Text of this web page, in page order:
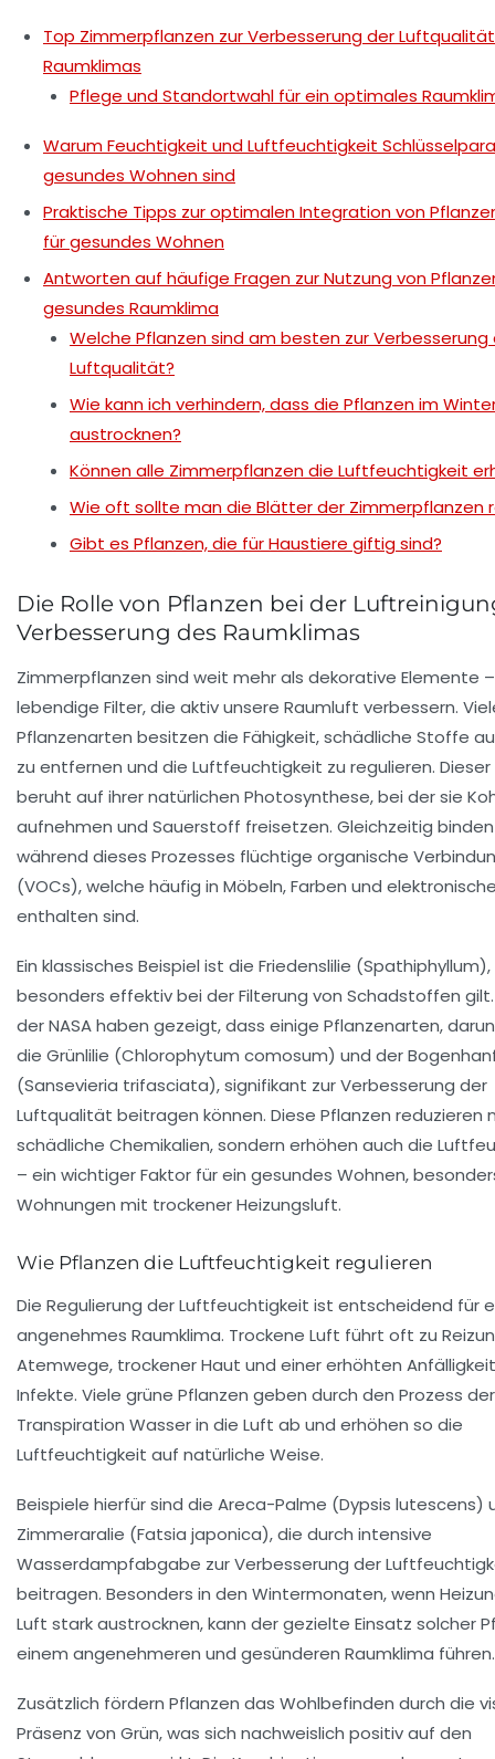
Top Zimmerpflanzen zur Verbesserung der
Raumklimas
Pflege und Standortwahl für ein optimales
Warum Feuchtigkeit und Luftfeuchtigkeit
gesundes Wohnen sind
Praktische Tipps zur optimalen Integration von
für gesundes Wohnen
Antworten auf häufige Fragen zur Nutzung von
gesundes Raumklima
Welche Pflanzen sind am besten zur Verbesserung
Luftqualität?
Wie kann ich verhindern, dass die Pflanzen im
austrocknen?
Können alle Zimmerpflanzen die Luftfeuchtigkeit
Wie oft sollte man die Blätter der Zimmerpflanzen
Gibt es Pflanzen, die für Haustiere giftig sind?
Die Rolle von Pflanzen bei der
Verbesserung des Raumklimas
Zimmerpflanzen sind weit mehr als dekorative Elemente
lebendige Filter, die aktiv unsere Raumluft verbessern.
Pflanzenarten besitzen die Fähigkeit, schädliche Stoffe
zu entfernen und die Luftfeuchtigkeit zu regulieren.
beruht auf ihrer natürlichen Photosynthese, bei der sie
aufnehmen und Sauerstoff freisetzen. Gleichzeitig
während dieses Prozesses flüchtige organische
(VOCs), welche häufig in Möbeln, Farben und
enthalten sind.
Ein klassisches Beispiel ist die Friedenslilie
besonders effektiv bei der Filterung von Schadstoffen
der NASA haben gezeigt, dass einige Pflanzenarten,
die Grünlilie (Chlorophytum comosum) und der
(Sansevieria trifasciata), signifikant zur Verbesserung der
Luftqualität beitragen können. Diese Pflanzen reduzieren
schädliche Chemikalien, sondern erhöhen auch die
– ein wichtiger Faktor für ein gesundes Wohnen,
Wohnungen mit trockener Heizungsluft.
Wie Pflanzen die Luftfeuchtigkeit regulieren
Die Regulierung der Luftfeuchtigkeit ist entscheidend für
angenehmes Raumklima. Trockene Luft führt oft zu
Atemwege, trockener Haut und einer erhöhten
Infekte. Viele grüne Pflanzen geben durch den Prozess der
Transpiration Wasser in die Luft ab und erhöhen so die
Luftfeuchtigkeit auf natürliche Weise.
Beispiele hierfür sind die Areca-Palme (Dypsis lutescens)
Zimmeraralie (Fatsia japonica), die durch intensive
Wasserdampfabgabe zur Verbesserung der
beitragen. Besonders in den Wintermonaten, wenn
Luft stark austrocknen, kann der gezielte Einsatz solcher
einem angenehmeren und gesünderen Raumklima führen.
Zusätzlich fördern Pflanzen das Wohlbefinden durch die
Präsenz von Grün, was sich nachweislich positiv auf den